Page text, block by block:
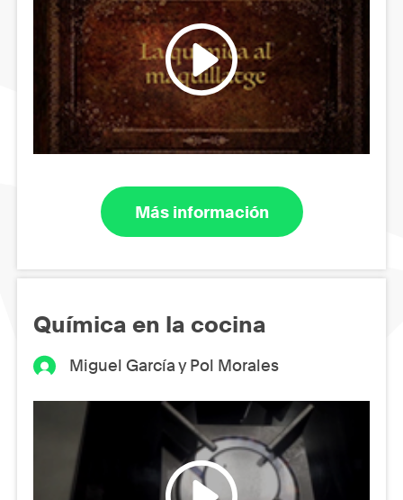
Más información
Química en la cocina
Miguel García y Pol Morales